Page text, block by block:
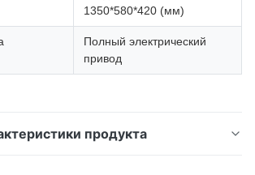
1350*580*420 (мм)
Полный электрический
привод
продукта